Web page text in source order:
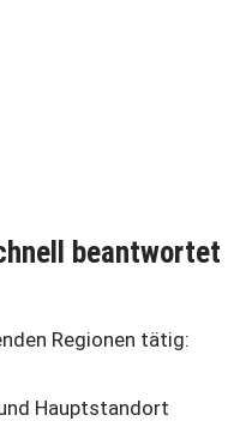
beantwortet
Regionen tätig:
Hauptstandort